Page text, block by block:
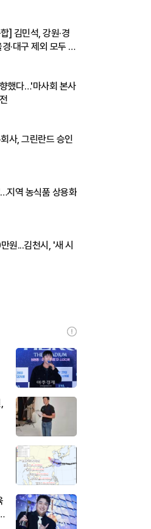
] 김민석, 강원·경
·대구 제외 모두 웃
했다…'마사회 본사
사, 그린란드 승인
지역 농식품 상용화
원...김천시, '새 시